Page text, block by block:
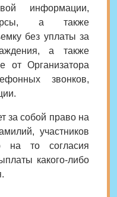
информации,
а также
без уплаты за
а также
от Организатора
звонков,
за собой право на
участников
на то согласия
какого-либо